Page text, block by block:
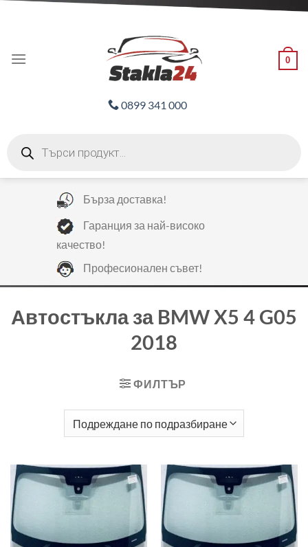
0
0899 341 000
search
Бърза доставка!
Гаранция за най-високо
качество!
Професионален съвет!
Автостъкла за BMW X5 4 G05
2018
ФИЛТЪР